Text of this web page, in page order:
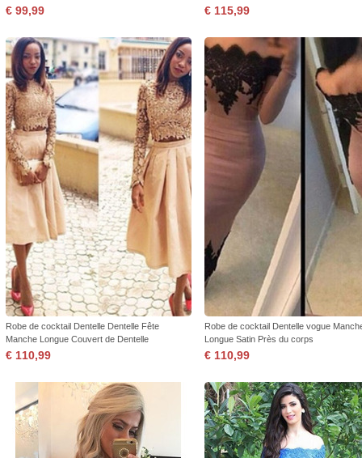
€ 99,99 € 115,99
Robe de cocktail Dentelle Dentelle Fête
Manche Longue Couvert de Dentelle
€ 110,99
Robe de cocktail Dentelle vogue
Longue Satin Près du corps
€ 110,99